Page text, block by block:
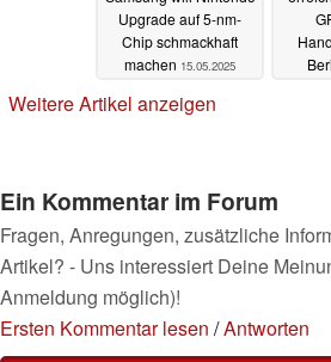
Upgrade auf 5-nm-
Chip schmackhaft
machen 15.05.2025
Weitere Artikel anzeigen
Ein Kommentar im Forum
Fragen, Anregungen, zusätzliche
Artikel? - Uns interessiert Deine
Anmeldung möglich)!
Ersten Kommentar lesen /Antworten